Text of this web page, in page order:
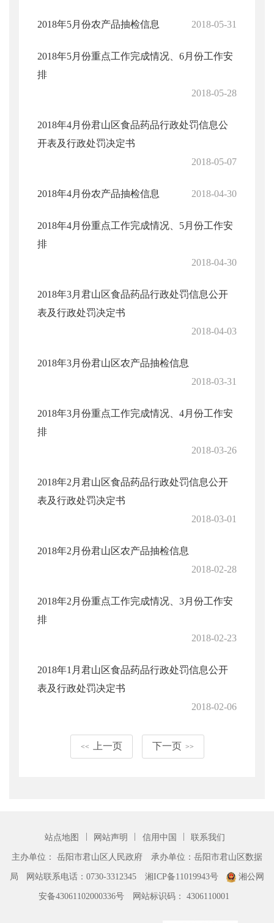
2018年5月份农产品抽检信息 2018-05-31
2018年5月份重点工作完成情况、6月份工作安
排
2018-05-28
2018年4月份君山区食品药品行政处罚信息公
开表及行政处罚决定书
2018-05-07
2018年4月份农产品抽检信息 2018-04-30
2018年4月份重点工作完成情况、5月份工作安
排
2018-04-30
2018年3月君山区食品药品行政处罚信息公开
表及行政处罚决定书
2018-04-03
2018年3月份君山区农产品抽检信息
2018-03-31
2018年3月份重点工作完成情况、4月份工作安
排
2018-03-26
2018年2月君山区食品药品行政处罚信息公开
表及行政处罚决定书
2018-03-01
2018年2月份君山区农产品抽检信息
2018-02-28
2018年2月份重点工作完成情况、3月份工作安
排
2018-02-23
2018年1月君山区食品药品行政处罚信息公开
表及行政处罚决定书
2018-02-06
<< 上一页 下一页 >>
站点地图 | 网站声明 | 信用中国 |
联系我们
主办单位： 岳阳市君山区人民政府
承办单位：岳阳市君山区数据
局
网站联系电话：0730-3312345 湘ICP备11019943号
湘公网
安备43061102000336号
网站标识码： 4306110001